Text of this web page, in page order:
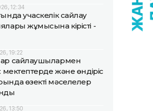
12:34
учаскелік сайлау
жұмысына кірісті -
19:22
сайлаушылармен
мектептерде және өндіріс
өзекті мәселелер
13:50